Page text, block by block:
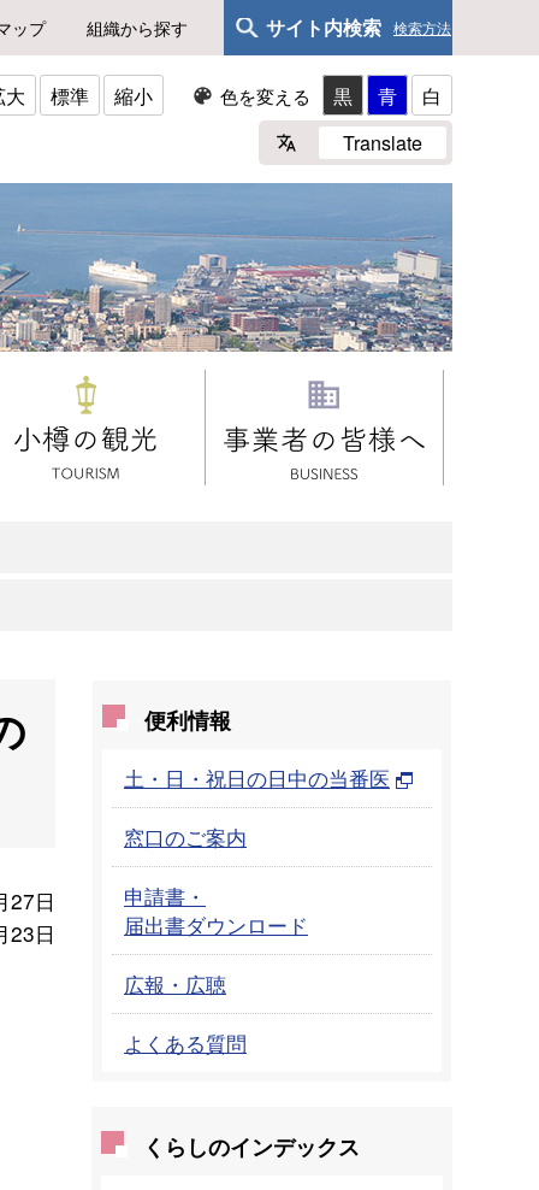
ップ 組織から探す サイト内検索 検索方法
大 標準 縮小 色を変える 黒 青
白
Translate
27日
23日
便利情報
土・日・祝日の日中の当番医
窓口のご案内
申請書・
届出書ダウンロード
広報・広聴
よくある質問
くらしのインデックス